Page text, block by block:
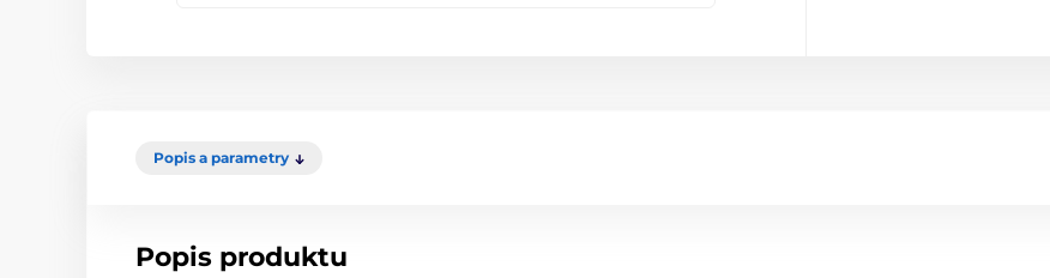
Popis a parametry
Popis produktu